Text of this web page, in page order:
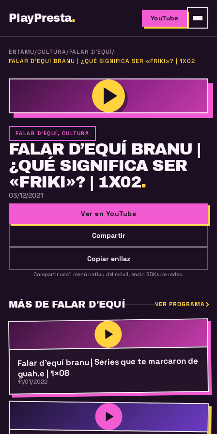
PlayPresta. YouTube
ENTAMU/CULTURA/FALAR D'EQUÍ/
FALAR D’EQUÍ BRANU | ¿QUÉ SIGNIFICA SER «FRIKI»? | 1X02
FALAR D'EQUÍ, CULTURA
FALAR D’EQUÍ BRANU |
¿QUÉ SIGNIFICA SER
«FRIKI»? | 1X02.
03/12/2021
Ver en YouTube
Compartir
Copiar enllaz
Compartir usa'l menú nativu del móvil, ensin SDKs de redes.
MÁS DE FALAR D'EQUÍ VER PROGRAMA
Falar d’equí branu | Series que te marcaron de
guah.e | 1×08
11/01/2022